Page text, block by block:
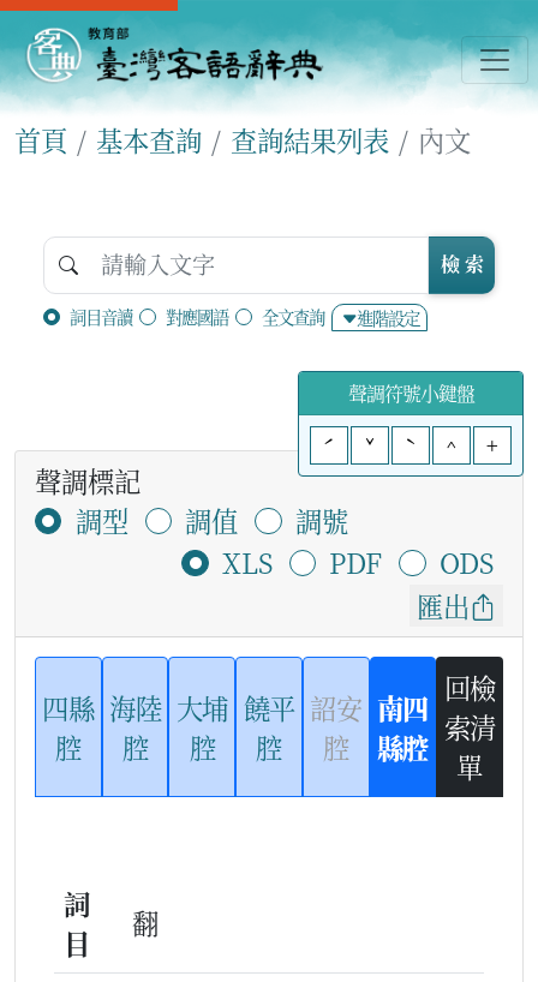
首頁 基本查詢 查詢結果列表 內文
詞目音讀 對應國語 全文查詢 進階設定
檢 索
聲調符號小鍵盤
ˊ
ˇ ˋ ^ +
聲調標記
調型
調值
調號
XLS
PDF
ODS
匯出
四縣
腔
海陸
腔
大埔
腔
饒平
腔
詔安
腔
南四
縣腔
回檢
索清
單
詞
目
翻